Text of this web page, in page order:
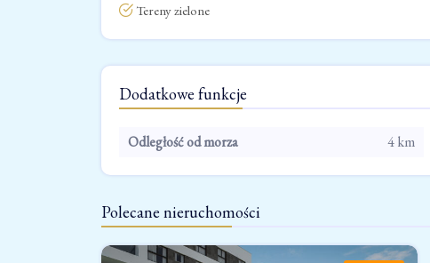
Tereny zielone
Dodatkowe funkcje
Odległość od morza 4 km
Polecane nieruchomości